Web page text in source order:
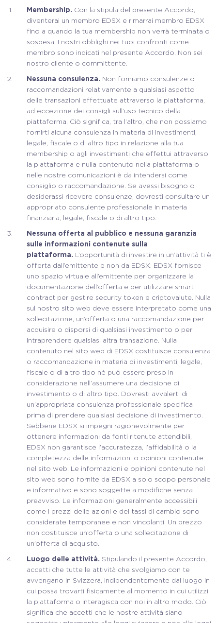
Membership. Con la stipula del presente Accordo,
diventerai un membro EDSX e rimarrai membro EDSX
fino a quando la tua membership non verrà terminata o
sospesa. I nostri obblighi nei tuoi confronti come
membro sono indicati nel presente Accordo. Non sei
nostro cliente o committente.
Nessuna consulenza. Non forniamo consulenze o
raccomandazioni relativamente a qualsiasi aspetto
delle transazioni effettuate attraverso la piattaforma,
ad eccezione dei consigli sull’uso tecnico della
piattaforma. Ciò significa, tra l’altro, che non possiamo
fornirti alcuna consulenza in materia di investimenti,
legale, fiscale o di altro tipo in relazione alla tua
membership o agli investimenti che effettui attraverso
la piattaforma e nulla contenuto nella piattaforma o
nelle nostre comunicazioni è da intendersi come
consiglio o raccomandazione. Se avessi bisogno o
desiderassi ricevere consulenze, dovresti consultare un
appropriato consulente professionale in materia
finanziaria, legale, fiscale o di altro tipo.
Nessuna offerta al pubblico e nessuna garanzia
sulle informazioni contenute sulla
piattaforma. L’opportunità di investire in un’attività ti è
offerta dall’emittente e non da EDSX. EDSX fornisce
uno spazio virtuale all’emittente per organizzare la
documentazione dell’offerta e per utilizzare smart
contract per gestire security token e criptovalute. Nulla
sul nostro sito web deve essere interpretato come una
sollecitazione, un’offerta o una raccomandazione per
acquisire o disporsi di qualsiasi investimento o per
intraprendere qualsiasi altra transazione. Nulla
contenuto nel sito web di EDSX costituisce consulenza
o raccomandazione in materia di investimenti, legale,
fiscale o di altro tipo né può essere preso in
considerazione nell’assumere una decisione di
investimento o di altro tipo. Dovresti avvalerti di
un’appropriata consulenza professionale specifica
prima di prendere qualsiasi decisione di investimento.
Sebbene EDSX si impegni ragionevolmente per
ottenere informazioni da fonti ritenute attendibili,
EDSX non garantisce l’accuratezza, l’affidabilità o la
completezza delle informazioni o opinioni contenute
nel sito web. Le informazioni e opinioni contenute nel
sito web sono fornite da EDSX a solo scopo personale
e informativo e sono soggette a modifiche senza
preavviso. Le informazioni generalmente accessibili
come i prezzi delle azioni e dei tassi di cambio sono
considerate temporanee e non vincolanti. Un prezzo
non costituisce un’offerta o una sollecitazione di
un’offerta di acquisto.
Luogo delle attività. Stipulando il presente Accordo,
accetti che tutte le attività che svolgiamo con te
avvengano in Svizzera, indipendentemente dal luogo in
cui possa trovarti fisicamente al momento in cui utilizzi
la piattaforma o interagisca con noi in altro modo. Ciò
significa che accetti che le nostre attività siano